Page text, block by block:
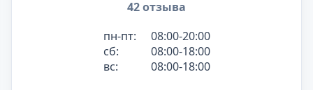
42 отзыва
пн-пт:
08:00-20:00
сб:
08:00-18:00
вс:
08:00-18:00